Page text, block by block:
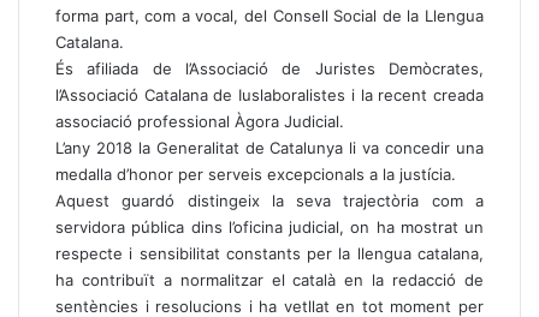
forma part, com a vocal, del Consell Social de la Llengua
Catalana.
És afiliada de l’Associació de Juristes Demòcrates,
l’Associació Catalana de Iuslaboralistes i la recent creada
associació professional Àgora Judicial.
L’any 2018 la Generalitat de Catalunya li va concedir una
medalla d’honor per serveis excepcionals a la justícia.
Aquest guardó distingeix la seva trajectòria com a
servidora pública dins l’oficina judicial, on ha mostrat un
respecte i sensibilitat constants per la llengua catalana,
ha contribuït a normalitzar el català en la redacció de
sentències i resolucions i ha vetllat en tot moment per